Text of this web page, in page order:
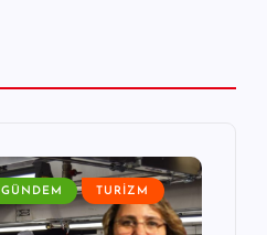
GÜNDEM TURIZM